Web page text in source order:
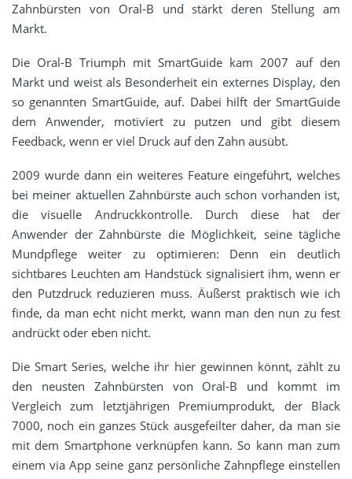
Zahnbürsten von Oral-B und stärkt deren Stellung am
Markt.
Die Oral-B Triumph mit SmartGuide kam 2007 auf den
Markt und weist als Besonderheit ein externes Display, den
so genannten SmartGuide, auf. Dabei hilft der SmartGuide
dem Anwender, motiviert zu putzen und gibt diesem
Feedback, wenn er viel Druck auf den Zahn ausübt.
2009 wurde dann ein weiteres Feature eingeführt, welches
bei meiner aktuellen Zahnbürste auch schon vorhanden ist,
die visuelle Andruckkontrolle. Durch diese hat der
Anwender der Zahnbürste die Möglichkeit, seine tägliche
Mundpflege weiter zu optimieren: Denn ein deutlich
sichtbares Leuchten am Handstück signalisiert ihm, wenn er
den Putzdruck reduzieren muss. Äußerst praktisch wie ich
finde, da man echt nicht merkt, wann man den nun zu fest
andrückt oder eben nicht.
Die Smart Series, welche ihr hier gewinnen könnt, zählt zu
den neusten Zahnbürsten von Oral-B und kommt im
Vergleich zum letztjährigen Premiumprodukt, der Black
7000, noch ein ganzes Stück ausgefeilter daher, da man sie
mit dem Smartphone verknüpfen kann. So kann man zum
einem via App seine ganz persönliche Zahnpflege einstellen